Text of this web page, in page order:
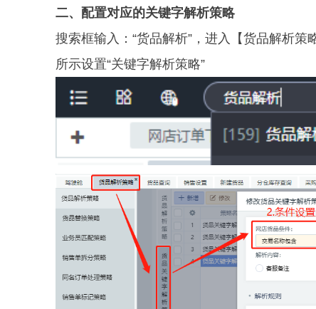
二、配置对应的关键字解析策略
搜索框输入：“货品解析”，进入【货品解析策
所示设置“关键字解析策略”